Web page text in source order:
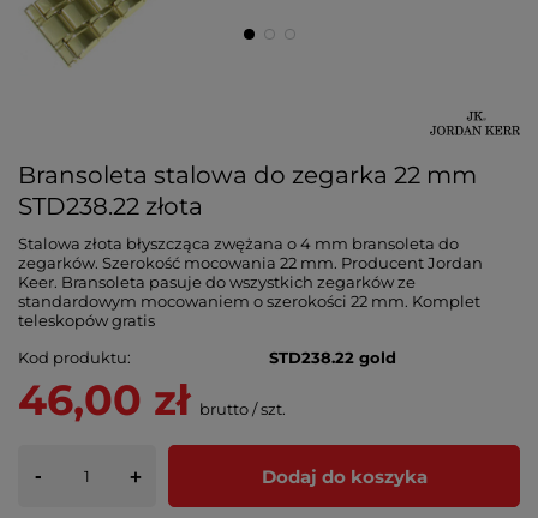
Bransoleta stalowa do zegarka 22 mm
STD238.22 złota
Stalowa złota błyszcząca zwężana o 4 mm bransoleta do
zegarków. Szerokość mocowania 22 mm. Producent Jordan
Keer. Bransoleta pasuje do wszystkich zegarków ze
standardowym mocowaniem o szerokości 22 mm. Komplet
teleskopów gratis
Kod produktu
STD238.22 gold
46,00 zł brutto/szt.
- + Dodaj do koszyka